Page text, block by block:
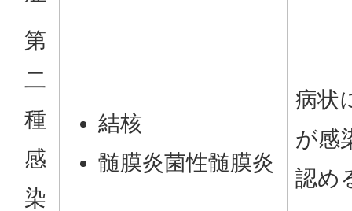
第
二
種
感
染
結核
髄膜炎菌性髄膜炎
病状
が感
認め